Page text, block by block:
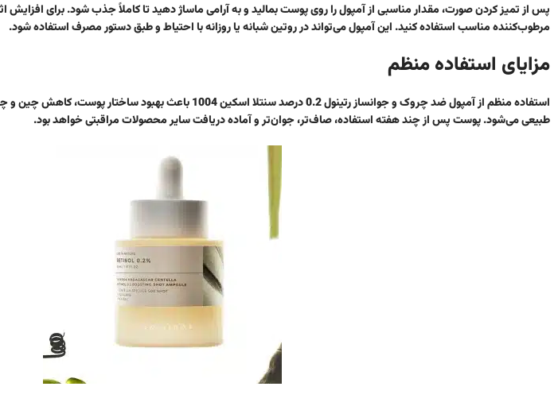
پس از تمیز کردن صورت، مقدار مناسبی از آمپول را روی پوست بمالید و به‌ آرامی ماساژ دهید تا کاملاً جذب شود. برای افزایش
مرطوب‌کننده مناسب استفاده کنید. این آمپول می‌تواند در روتین شبانه یا روزانه با احتیاط و طبق دستور مصرف استفاده شود.
مزایای استفاده منظم
استفاده منظم از آمپول ضد چروک و جوانساز رتینول 0.2 درصد سنتلا اسکین
طبیعی می‌شود. پوست پس از چند هفته استفاده، صاف‌تر، جوان‌تر و آماده دریافت سایر محصولات مراقبتی خواهد بود.